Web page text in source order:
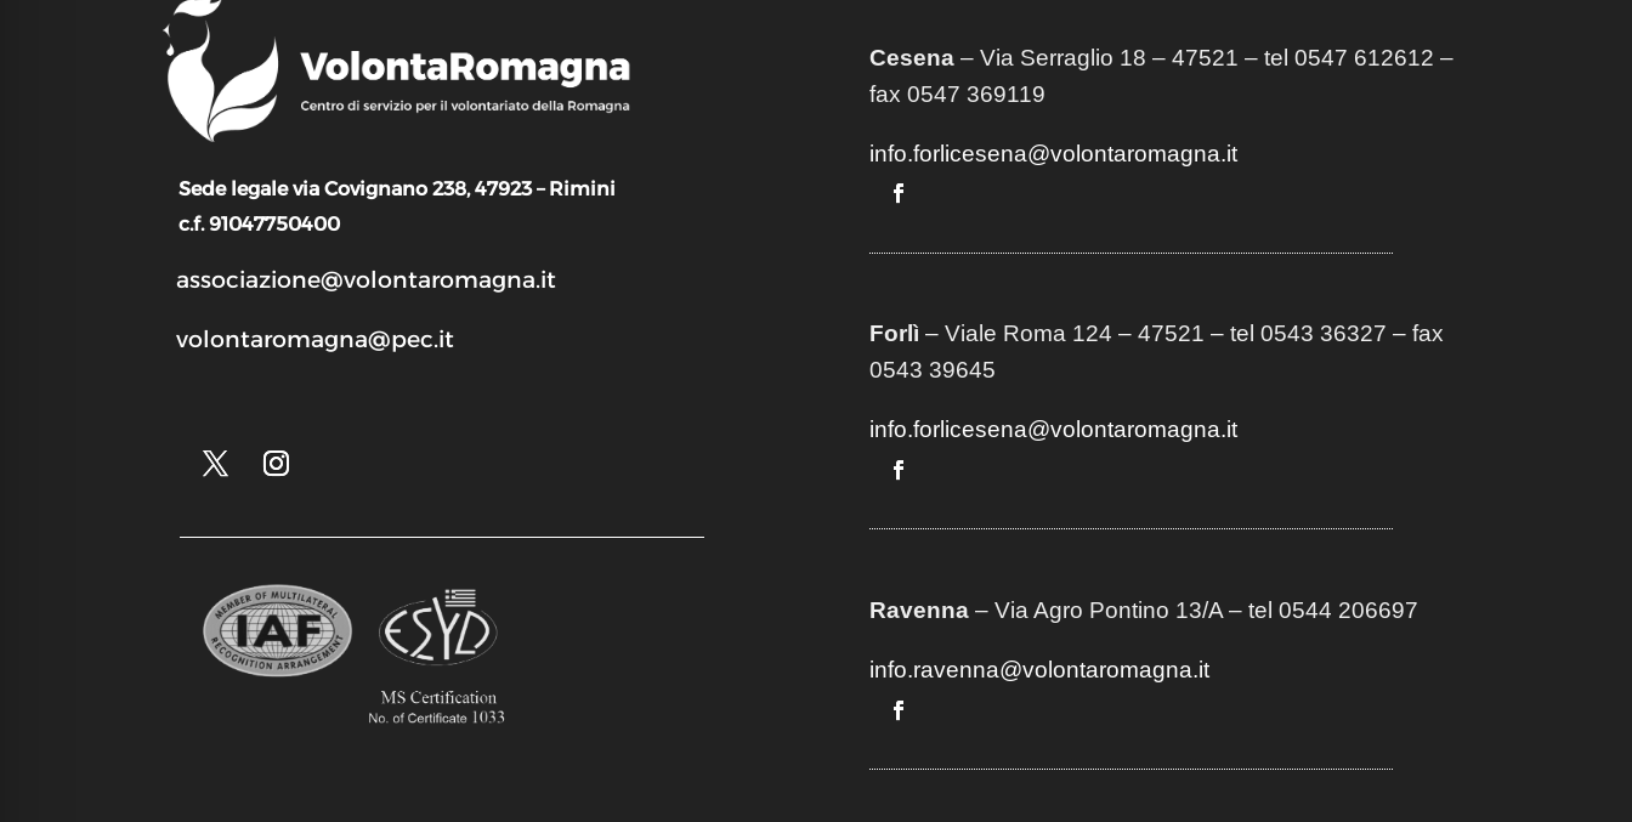
Sede legale via Covignano 238, 47923 – Rimini
c.f. 91047750400
associazione@volontaromagna.it
volontaromagna@pec.it
Cesena– Via Serraglio 18 – 47521 – tel 0547 612612 –
fax 0547 369119
info.forlicesena@volontaromagna.it
Forlì – Viale Roma 124 – 47521 – tel 0543 36327 – fax
0543 39645
info.forlicesena@volontaromagna.it
Ravenna– Via Agro Pontino 13/A– tel 0544 206697
info.ravenna@volontaromagna.it